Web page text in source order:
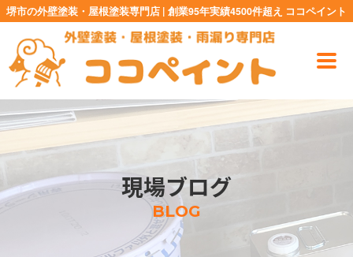
堺市の外壁塗装・屋根塗装専門店 | 創業95年実績4500件超え ココペイント
現場ブログ
BLOG